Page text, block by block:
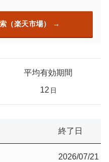
（楽天市場）
平均有効期間
12 日
終了日
2026/07/21